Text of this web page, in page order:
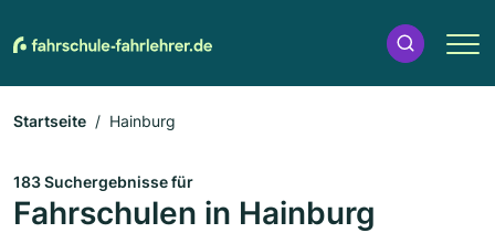
Startseite Hainburg
183 Suchergebnisse für
Fahrschulen in Hainburg